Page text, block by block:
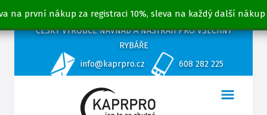
na první nákup za registraci 10%, sleva na každý další nákup
ČESKÝ VÝROBCE NÁVNAD A NÁSTRAH PRO VŠECHNY
RYBÁŘE
info@kaprpro.cz
608 282 225